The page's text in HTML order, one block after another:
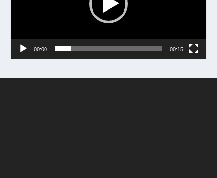
00:00 00:15